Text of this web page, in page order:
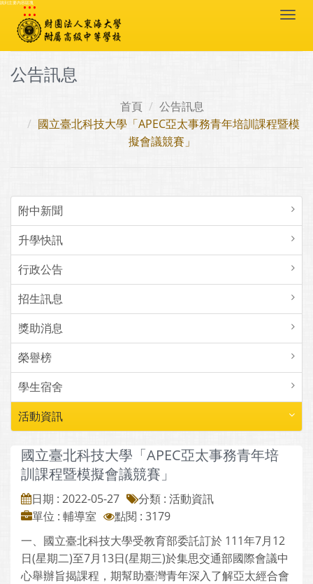
跳到主要內容區塊
:::
公告訊息
首頁
公告訊息
國立臺北科技大學「APEC亞太事務青年培訓課程暨模
擬會議競賽」
附中新聞
升學快訊
行政公告
招生訊息
獎助消息
榮譽榜
學生宿舍
活動資訊
國立臺北科技大學「APEC亞太事務青年培
訓課程暨模擬會議競賽」
日期 : 2022-05-27
分類 : 活動資訊
單位 : 輔導室
點閱 : 3179
一、國立臺北科技大學受教育部委託訂於 111年7月12
日(星期二)至7月13日(星期三)於集思交通部國際會議中
心舉辦旨揭課程，期幫助臺灣青年深入了解亞太經合會